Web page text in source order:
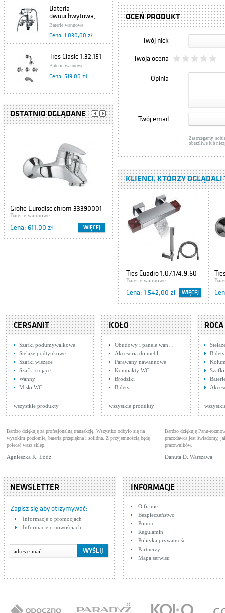
Bateria
dwuuchwytowa,
wannowa Retro
Classic 384-120-00
Armatura Kraków
Baterie wannowe
Cena: 1 030,00 zł
Tres Clasic 1.32.151
Baterie wannowe
Cena: 519,00 zł
Hansgrohe Axor
Starck 10423000
Baterie wannowe
Bateria
dwuuchwytowa,
wannowa Retro
374-144-00
Armatura Kraków
Baterie wannowe
Cena: 357,00 zł
Baterie wannowe
Cena: 347,00 zł
wannowa Ceramik
334-115-00
Armatura Kraków
Baterie wannowe
Cena: 316,00 zł
Tres Ese-23
1.23.170.32
Baterie wannowe
Cena: 416,00 zł
OSTATNIO OGLĄDANE
Grohe Eurodisc chrom 33390001
Baterie wannowe
Cena: 611,00 zł WIĘCEJ
Cersanit IBIZA S504-009
Szafki podumywalkowe
Cena: 416,00 zł WIĘCEJ
OCEŃ PRODUKT
Twój nick
Twoja ocena
Opinia
Twój email
Zastrzegamy
obraźliwe lub
KLIENCI, KTÓRZY
Tres Cuadro 1.07.174.9.60
Baterie wannowe
Cena: 1 542,00 zł WIĘCEJ
Tres Cuadro
Cena: 822,00 zł WIĘCEJ
wannowa Harmonic 344-
020-00 Armatura Kraków
Baterie wannowe
Cena: 283,00 zł
CERSANIT
Szafki podumywalkowe
Stelaże podtynkowe
Szafki wiszące
Szafki stojące
Wanny
Miski WC
wszystkie produkty
KOŁO
Obudowy i panele wan…
Akcesoria do mebli
Parawany nawannowe
Kompakty WC
Brodziki
Bidety
wszystkie produkty
ROCA
Bidety
Szafki
Bardzo dziękuję za profesjonalną transakcję. Wszystko odbyło się na
wysokim poziomie, bateria przepiękna i solidna. Z przyjemnością będę
polecać wasz sklep.
Agnieszka K. Łódź
Bardzo dziękuję Panu-
pracodawca jest świadomy,
pracowników.
Danuta D. Warszawa
NEWSLETTER
Zapisz się aby otrzymywać:
Informacje o promocjach
Informacje o nowościach
INFORMACJE
O firmie
Bezpieczeństwo
Pomoc
Regulamin
Polityka prywatności
Partnerzy
Mapa serwisu